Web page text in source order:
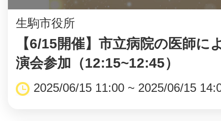
生駒市役所
【6/15開催】市立病院の医師に
演会参加（12:15~12:45）
2025/06/15 11:00 ~ 2025/06/15